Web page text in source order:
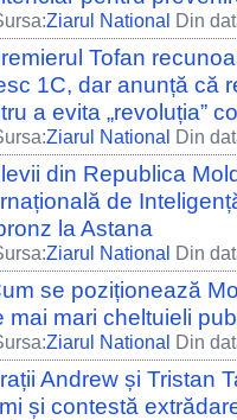
Ziarul National Din
Tofan
1C, dar anunță că
a evita „revoluția”
Ziarul National Din
din Republica
de
la Astana
Ziarul National Din
se poziționează
mai mari cheltuieli
Ziarul National Din
Andrew și Tristan
și contestă